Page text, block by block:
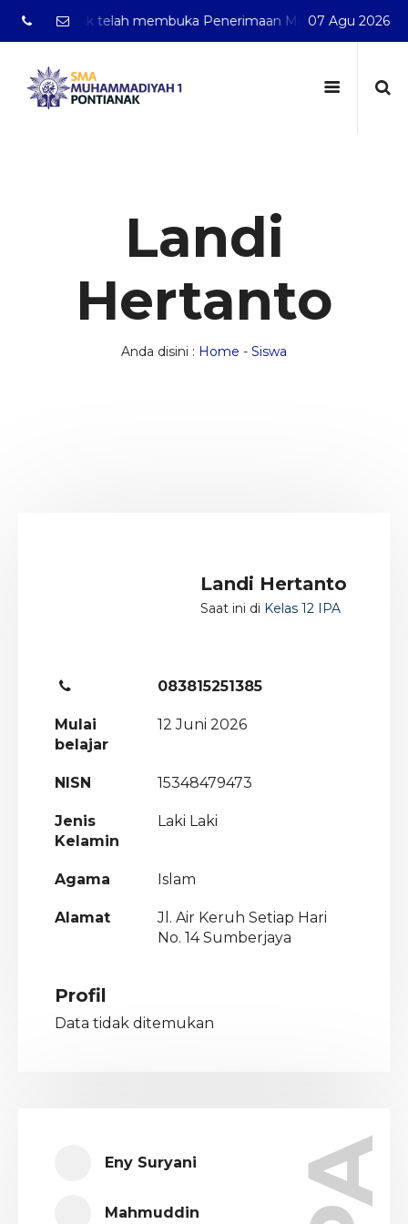
1 Pontianak telah membuka Penerimaan Murid Baru Tahun
07 Agu 2026
Landi
Hertanto
Anda disini : Home - Siswa
Landi Hertanto
Saat ini di Kelas 12 IPA
083815251385
Mulai
belajar
12 Juni 2026
NISN 15348479473
Jenis
Kelamin
Laki Laki
Agama Islam
Alamat
Jl. Air Keruh Setiap Hari
No. 14 Sumberjaya
Profil
Data tidak ditemukan
Eny Suryani
Mahmuddin